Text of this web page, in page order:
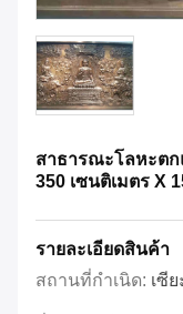
สาธารณะโลหะตก
350 เซนติเมตร X
รายละเอียดสินค้า
สถานที่กำเนิด: เซี